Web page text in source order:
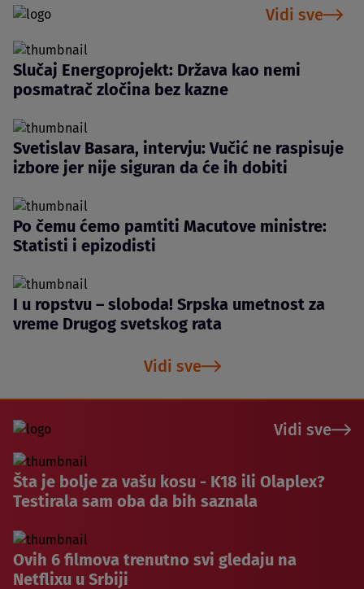
Vidi sve
Slučaj Energoprojekt: Država kao nemi
posmatrač zločina bez kazne
Svetislav Basara, intervju: Vučić ne raspisuje
izbore jer nije siguran da će ih dobiti
Po čemu ćemo pamtiti Macutove ministre:
Statisti i epizodisti
I u ropstvu – sloboda! Srpska umetnost za
vreme Drugog svetskog rata
Vidi sve
Vidi sve
Šta je bolje za vašu kosu - K18 ili Olaplex?
Testirala sam oba da bih saznala
Ovih 6 filmova trenutno svi gledaju na
Netflixu u Srbiji